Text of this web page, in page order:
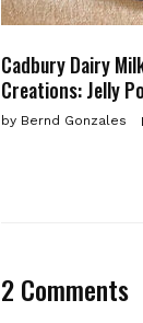
Cadbury Dairy
Creations: Jelly
byBernd Gonzales
2 Comments